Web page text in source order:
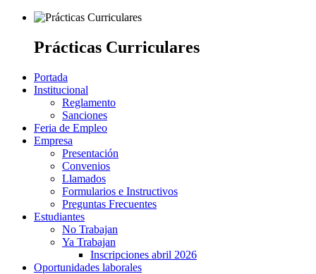
Prácticas Curriculares
Portada
Institucional
Reglamento
Sanciones
Feria de Empleo
Empresa
Presentación
Convenios
Llamados
Formularios e Instructivos
Preguntas Frecuentes
Estudiantes
No Trabajan
Ya Trabajan
Inscripciones abril 2026
Oportunidades laborales